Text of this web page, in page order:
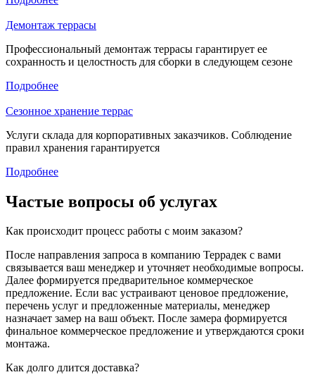
Демонтаж террасы
Профессиональный демонтаж террасы гарантирует ее
сохранность и целостность для сборки в следующем сезоне
Подробнее
Сезонное хранение террас
Услуги склада для корпоративных заказчиков. Соблюдение
правил хранения гарантируется
Подробнее
Частые вопросы об услугах
Как происходит процесс работы с моим заказом?
После направления запроса в компанию Террадек с вами
связывается ваш менеджер и уточняет необходимые вопросы.
Далее формируется предварительное коммерческое
предложение. Если вас устраивают ценовое предложение,
перечень услуг и предложенные материалы, менеджер
назначает замер на ваш объект. После замера формируется
финальное коммерческое предложение и утверждаются сроки
монтажа.
Как долго длится доставка?